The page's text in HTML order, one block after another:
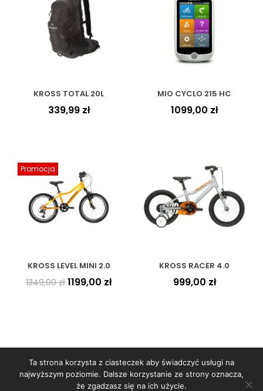
KROSS TOTAL 20L
339,99 zł
MIO CYCLO 215 HC
1099,00 zł
Promocja
KROSS LEVEL MINI 2.0
1349,00zł 1199,00 zł
KROSS RACER 4.0
999,00 zł
Ta strona korzysta z ciasteczek aby świadczyć usługi na
najwyższym poziomie. Dalsze korzystanie ze strony oznacza,
że zgadzasz się na ich użycie.